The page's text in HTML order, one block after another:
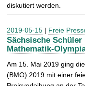
diskutiert werden.
2019-05-15 | Freie
Sächsische
Mathematik-
Am 15. Mai 2019 ging
(BMO) 2019 mit einer